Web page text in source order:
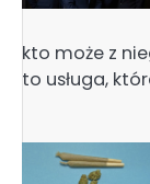
kto może z
to usługa,